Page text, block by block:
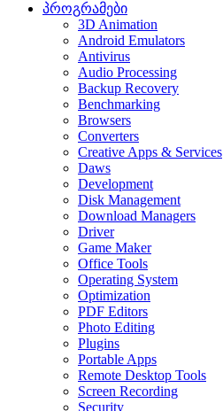
პროგრამები
3D Animation
Android Emulators
Antivirus
Audio Processing
Backup Recovery
Benchmarking
Browsers
Converters
Creative Apps & Services
Daws
Development
Disk Management
Download Managers
Driver
Game Maker
Office Tools
Operating System
Optimization
PDF Editors
Photo Editing
Plugins
Portable Apps
Remote Desktop Tools
Screen Recording
Security